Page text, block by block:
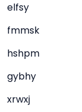
elfsy
fmmsk
hshpm
gybhy
xrwxj